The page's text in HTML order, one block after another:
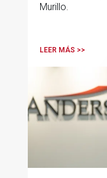
Murillo.
LEER MÁS >>